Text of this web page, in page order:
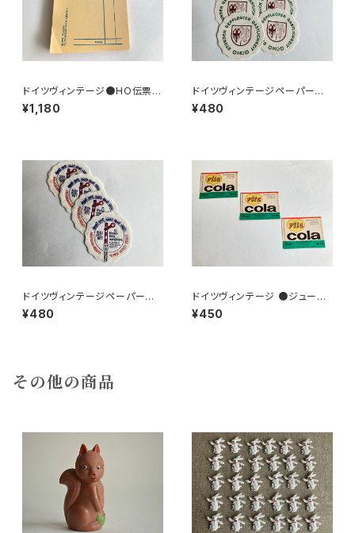
ドイツヴィンテージ●HO伝票9
0枚
¥1,180
ドイツヴィンテージペーパーコ
ースター8枚組●HO
¥480
ドイツヴィンテージペーパーコ
ースター鉄道4枚組
¥480
ドイツヴィンテージ ●ジュース
ラベル3枚組●vitacolaビタコ
ーラ
¥450
その他の商品